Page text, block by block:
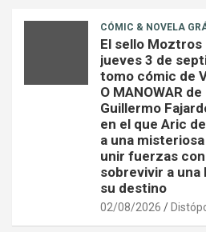
CÓMIC & NOVELA
El sello
jueves 3 de
tomo cómic de
O MANOWAR
Guillermo
en el que Aric
a una
unir fuerzas
sobrevivir a una
su destino
02/08/2026